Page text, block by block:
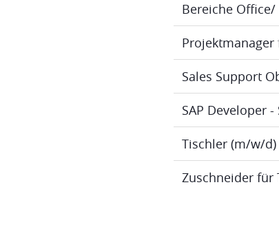
Bereiche
Sales Support
SAP Developer
Tischler (m/w/
Zuschneider für